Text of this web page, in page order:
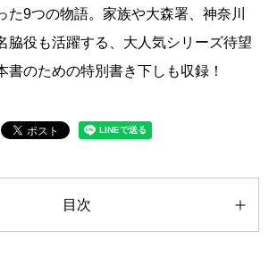
た9つの物語。家族や大森署、神奈川
脇役も活躍する、大人気シリーズ待望
書のための特別書き下しも収録！
目次